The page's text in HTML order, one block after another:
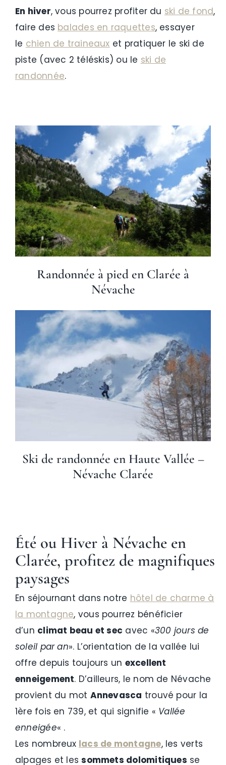
En hiver, vous pourrez profiter du ski de fond,
faire des balades en raquettes, essayer
le chien de traineaux et pratiquer le ski de
piste (avec 2 téléskis) ou le ski de
randonnée.
Randonnée à pied en Clarée à
Névache
Ski de randonnée en Haute Vallée –
Névache Clarée
Été ou Hiverà Névache en
Clarée, profitez de magnifiques
paysages
En séjournant dans notre hôtel de charme à
la montagne, vous pourrez bénéficier
d’un climat beau et sec avec «300 jours de
soleil par an». L’orientation de la vallée lui
offre depuis toujours un excellent
enneigement. D’ailleurs, le nom de Névache
provient du mot Annevasca trouvé pour la
1ère fois en 739, et qui signifie « Vallée
enneigée« .
Les nombreux lacs de montagne, les verts
alpages et lessommets dolomitiques se